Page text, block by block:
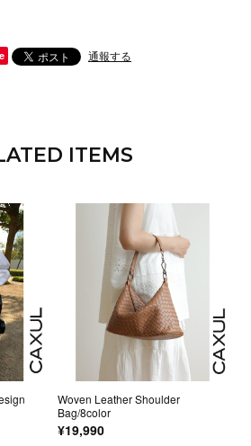
通報する
ITEMS
Woven Leather Shoulder
Bag/8color
¥19,990